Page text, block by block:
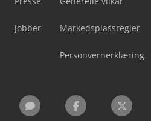
Jobber Markedsplassregler
Personvernerklæring